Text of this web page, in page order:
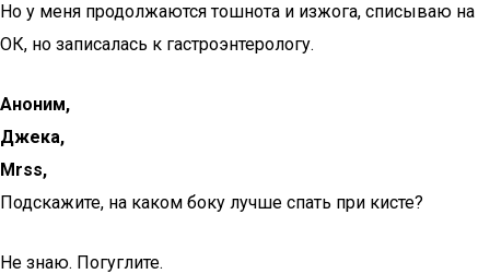
Но у меня продолжаются тошнота и изжога, списываю на
ОК, но записалась к гастроэнтерологу.
Аноним,
Джека,
Mrss,
Подскажите, на каком боку лучше спать при кисте?
Не знаю. Погуглите.